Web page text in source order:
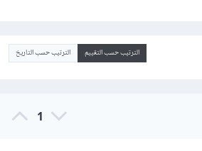
الترتيب حسب التقييم الترتيب حسب التاريخ
1